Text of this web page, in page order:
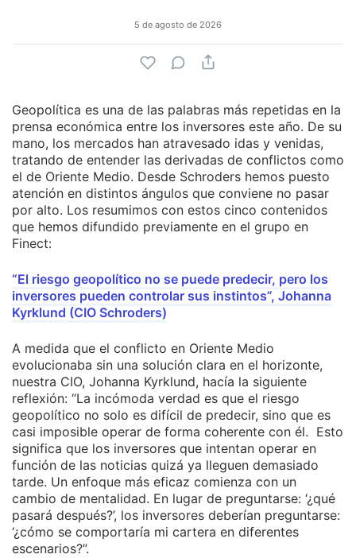
5 de agosto de 2026
Geopolítica es una de las palabras más repetidas en la
prensa económica entre los inversores este año. De su
mano, los mercados han atravesado idas y venidas,
tratando de entender las derivadas de conflictos como
el de Oriente Medio. Desde Schroders hemos puesto
atención en distintos ángulos que conviene no pasar
por alto. Los resumimos con estos cinco contenidos
que hemos difundido previamente en el grupo en
Finect:
“El riesgo geopolítico no se puede predecir, pero los
inversores pueden controlar sus instintos”, Johanna
Kyrklund (CIO Schroders)
A medida que el conflicto en Oriente Medio
evolucionaba sin una solución clara en el horizonte,
nuestra CIO, Johanna Kyrklund, hacía la siguiente
reflexión: “La incómoda verdad es que el riesgo
geopolítico no solo es difícil de predecir, sino que es
casi imposible operar de forma coherente con él. Esto
significa que los inversores que intentan operar en
función de las noticias quizá ya lleguen demasiado
tarde. Un enfoque más eficaz comienza con un
cambio de mentalidad. En lugar de preguntarse: ‘¿qué
pasará después?’, los inversores deberían preguntarse:
‘¿cómo se comportaría mi cartera en diferentes
escenarios?”.